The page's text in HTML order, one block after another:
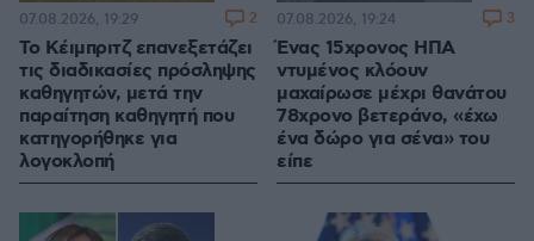
Το Κέιμπριτζ επανεξετάζει
τις διαδικασίες πρόσληψης
καθηγητών, μετά την
παραίτηση καθηγητή που
κατηγορήθηκε για
λογοκλοπή
07.08.2026, 19:29 2
Ένας 15χρονος ΗΠΑ
ντυμένος κλόουν
μαχαίρωσε μέχρι θανάτου
78χρονο βετεράνο, «έχω
ένα δώρο για σένα» του
είπε
07.08.2026, 19:24 3